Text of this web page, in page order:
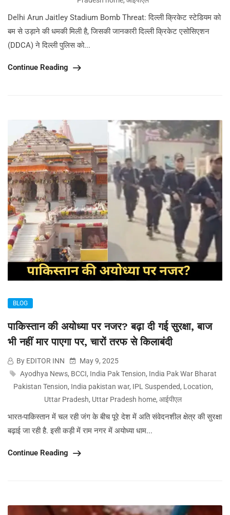
Delhi Arun Jaitley Stadium Bomb Threat: दिल्ली क्रिकेट स्टेडियम को
बम से उड़ाने की धमकी मिली है, जिसकी जानकारी दिल्ली क्रिकेट एसोसिएशन
(DDCA) ने दिल्ली पुलिस को...
Continue Reading
BLOG
पाकिस्तान की अयोध्या पर नजर? बढ़ा दी गई सुरक्षा, बाज
भी नहीं मार पाएगा पर, चारों तरफ से किलाबंदी
By EDITOR INN
May 9, 2025
Ayodhya News, BCCI, India Pak Tension, India Pak War Bharat
Pakistan Tension, India pakistan war, IPL Suspended, Location,
Uttar Pradesh, Uttar Pradesh home, आईपीएल
भारत-पाकिस्तान में चल रही जंग के बीच पूरे देश में अति संवेदनशील क्षेत्र की सुरक्षा
बढ़ाई जा रही है. इसी कड़ी में राम नगर में अयोध्या धाम...
Continue Reading